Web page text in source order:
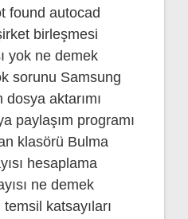
found autocad
birleşmesi
yok ne demek
sorunu Samsung
aktarımı
paylaşım programı
klasörü Bulma
hesaplama
ne demek
temsil katsayıları